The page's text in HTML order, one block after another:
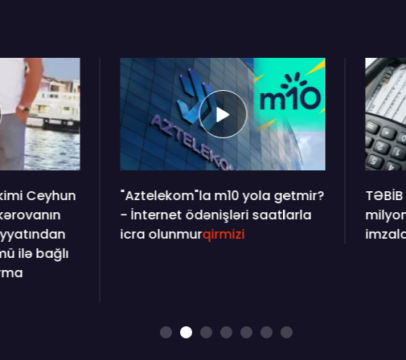
"Aztelekom"la m10 yola getmir?
- İnternet ödənişləri saatlarla
icra olunmur
qirmizi
TƏBİB daha iki şirkətlə
milyonluq mwqavilə